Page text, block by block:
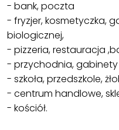
- bank, poczta
- fryzjer, kosmetyczka,
biologicznej,
- pizzeria, restauracja
- przychodnia, gabinety
- szkoła, przedszkole,
- centrum handlowe,
- kościół.